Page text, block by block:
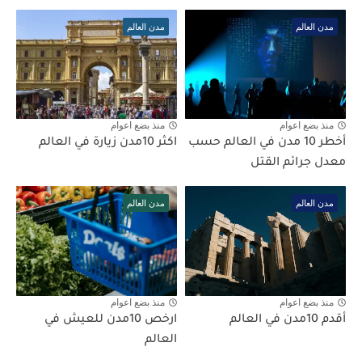
مدن العالم
منذ بضع اعوام
أخطر 10 مدن في العالم حسب
معدل جرائم القتل
مدن العالم
منذ بضع اعوام
اكثر 10مدن زيارة في العالم
مدن العالم
منذ بضع اعوام
أقدم 10مدن في العالم
مدن العالم
منذ بضع اعوام
ارخص 10مدن للعيش في
العالم